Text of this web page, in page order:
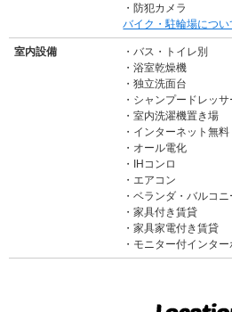
防犯カメラ
バイク・駐輪場につい
室内設備
バス・トイレ別
浴室乾燥機
独立洗面台
シャンプードレッサ
室内洗濯機置き場
インターネット無料
オール電化
IHコンロ
エアコン
ベランダ・バルコニ
家具付き賃貸
家具家電付き賃貸
モニター付インター